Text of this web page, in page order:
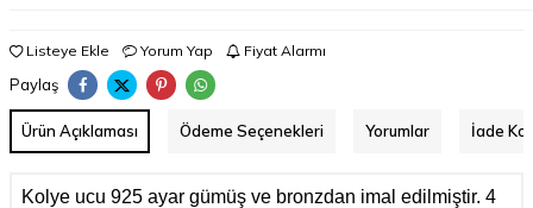
Listeye Ekle Yorum Yap Fiyat Alarmı
Paylaş
Ürün Açıklaması Ödeme Seçenekleri Yorumlar İade
Kolye ucu 925 ayar gümüş ve bronzdan imal edilmiştir. 4